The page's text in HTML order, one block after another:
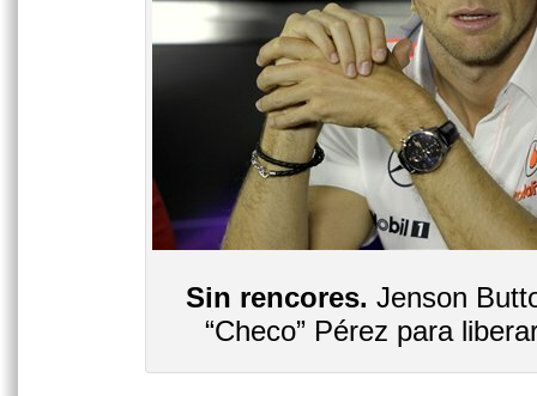
Sin rencores. Jenson
“Checo” Pérez para